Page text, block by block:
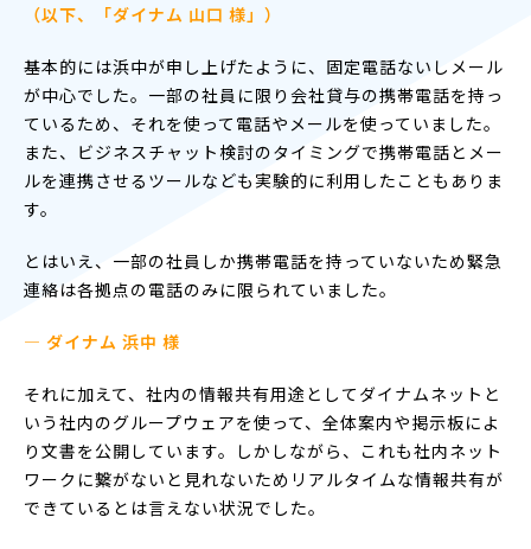
（以下、「ダイナム 山口 様」）
基本的には浜中が申し上げたように、固定電話ないしメール
が中心でした。一部の社員に限り会社貸与の携帯電話を持っ
ているため、それを使って電話やメールを使っていました。
また、ビジネスチャット検討のタイミングで携帯電話とメー
ルを連携させるツールなども実験的に利用したこともありま
す。
とはいえ、一部の社員しか携帯電話を持っていないため緊急
連絡は各拠点の電話のみに限られていました。
— ダイナム 浜中 様
それに加えて、社内の情報共有用途としてダイナムネットと
いう社内のグループウェアを使って、全体案内や掲示板によ
り文書を公開しています。しかしながら、これも社内ネット
ワークに繋がないと見れないためリアルタイムな情報共有が
できているとは言えない状況でした。